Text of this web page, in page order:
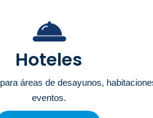
Hoteles
áreas de desayunos,
eventos.